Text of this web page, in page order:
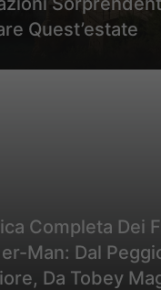
Quest’estate
Completa Dei
Man: Dal
Da Tobey